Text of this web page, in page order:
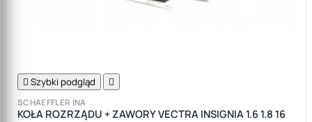
 Szybki podgląd 
SCHAEFFLER INA
KOŁA ROZRZĄDU + ZAWORY VECTRA INSIGNIA 1.6 1.8 16